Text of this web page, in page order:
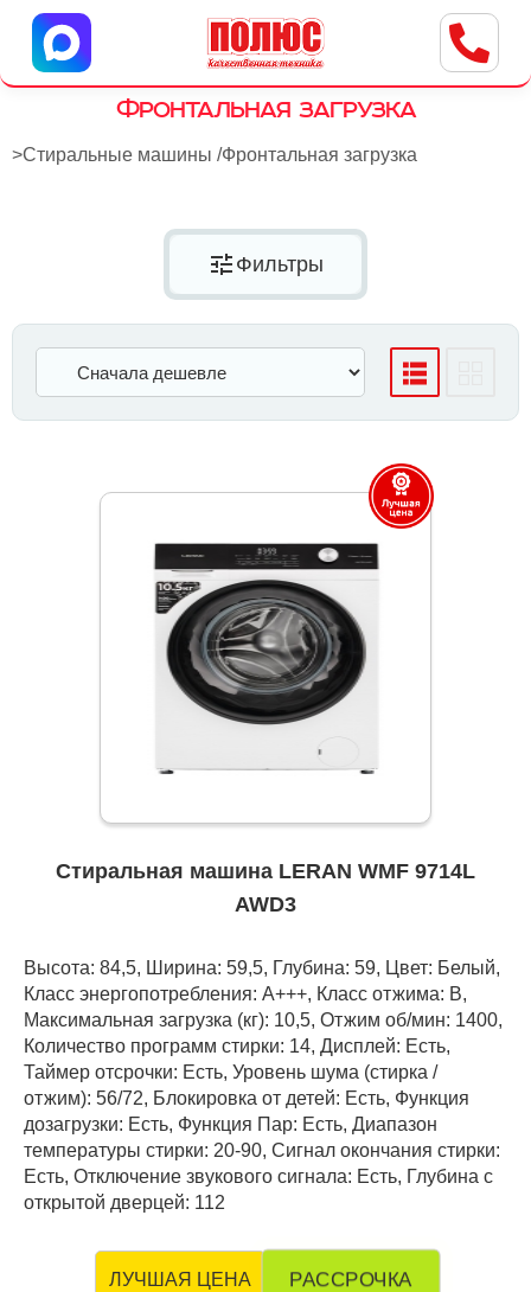
Центр бытовой техники
г. Ульяновск, ул. Пушкарева, 8a
Фронтальная загрузка
>Стиральные машины /Фронтальная загрузка
tune Фильтры
Стиральная машина LERAN WMF 9714L
AWD3
Высота: 84,5, Ширина: 59,5, Глубина: 59, Цвет: Белый,
Класс энергопотребления: А+++, Класс отжима: B,
Максимальная загрузка (кг): 10,5, Отжим об/мин: 1400,
Количество программ стирки: 14, Дисплей: Есть,
Таймер отсрочки: Есть, Уровень шума (стирка /
отжим): 56/72, Блокировка от детей: Есть, Функция
дозагрузки: Есть, Функция Пар: Есть, Диапазон
температуры стирки: 20-90, Сигнал окончания стирки:
Есть, Отключение звукового сигнала: Есть, Глубина с
открытой дверцей: 112
ЛУЧШАЯ ЦЕНА РАССРОЧКА